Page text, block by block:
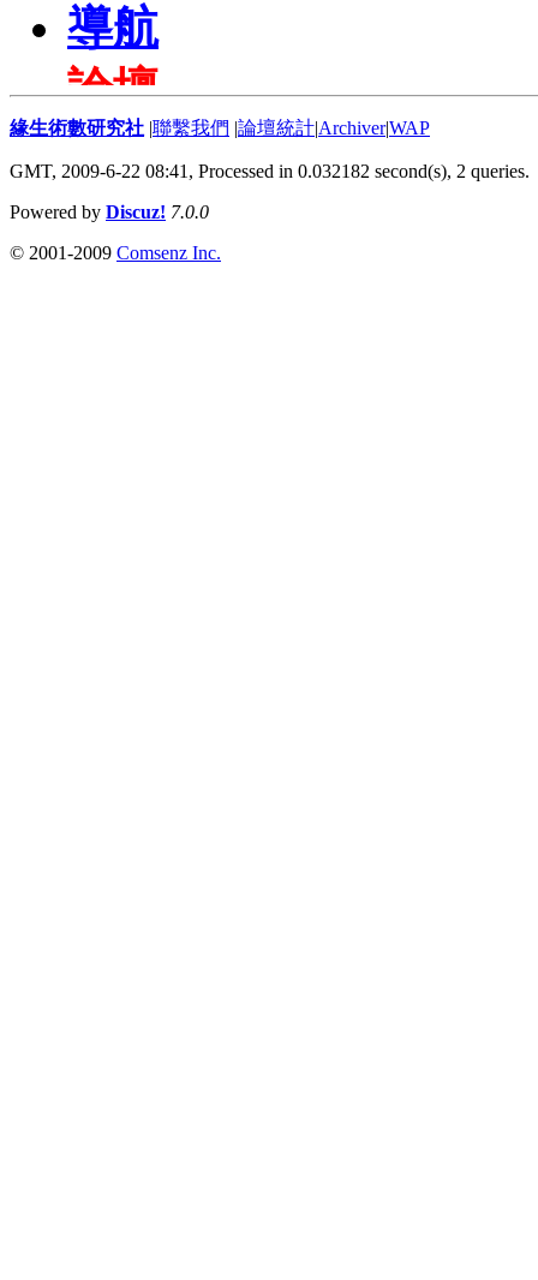
緣生術數研究社 |聯繫我們 |論壇統計|Archiver|WAP
GMT, 2009-6-22 08:41, Processed in 0.032182 second(s), 2 queries.
Powered by Discuz! 7.0.0
© 2001-2009 Comsenz Inc.